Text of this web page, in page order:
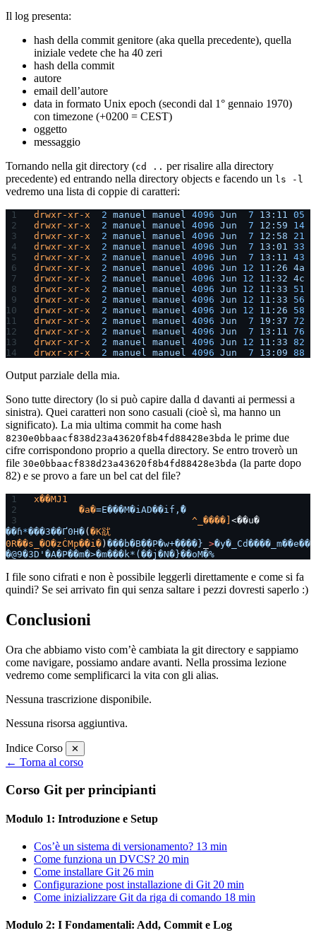
Il log presenta:
hash della commit genitore (aka quella precedente), quella
iniziale vedete che ha 40 zeri
hash della commit
autore
email dell’autore
data in formato Unix epoch (secondi dal 1° gennaio 1970)
con timezone (+0200 = CEST)
oggetto
messaggio
Tornando nella git directory (cd .. per risalire alla directory
precedente) ed entrando nella directory objects e facendo un ls -l
vedremo una lista di coppie di caratteri:
drwxr-xr-x
  2
manuel manuel 4096 Jun
  7
13:11 05
drwxr-xr-x
  2
manuel manuel 4096 Jun
  7
12:59 14
drwxr-xr-x
  2
manuel manuel 4096 Jun
  7
12:58 21
drwxr-xr-x
  2
manuel manuel 4096 Jun
  7
13:01 33
drwxr-xr-x
  2
manuel manuel 4096 Jun
  7
13:11 43
drwxr-xr-x
  2
manuel manuel 4096 Jun 12 11:26 4a
drwxr-xr-x
  2
manuel manuel 4096 Jun 12 11:32 4c
drwxr-xr-x
  2
manuel manuel 4096 Jun 12 11:33 51
drwxr-xr-x
  2
manuel manuel 4096 Jun 12 11:33 56
drwxr-xr-x
  2
manuel manuel 4096 Jun 12 11:26 58
drwxr-xr-x
  2
manuel manuel 4096 Jun
  7
19:37 72
drwxr-xr-x
  2
manuel manuel 4096 Jun
  7
13:11 76
drwxr-xr-x
  2
manuel manuel 4096 Jun 12 11:33 82
drwxr-xr-x
  2
manuel manuel 4096 Jun
  7
13:09 88
Output parziale della mia.
Sono tutte directory (lo si può capire dalla d davanti ai permessi a
sinistra). Quei caratteri non sono casuali (cioè sì, ma hanno un
significato). La mia ultima commit ha come hash
8230e0bbaacf838d23a43620f8b4fd88428e3bda le prime due
cifre corrispondono proprio a quella directory. Se entro troverò un
file 30e0bbaacf838d23a43620f8b4fd88428e3bda (la parte dopo
82) e se provo a fare un bel cat del file?
x��MJ1
        �a�
=E���M�iAD��if,̏�
                            ^_����]
��ɦ*���3��Ґ0H�( �K㞃
0R��s_�O�zĊMp��i� ) ���b�B��P�w+����} >�y�_Cd����_m��e��
�@9�3D'�A�P��m�>�m���k*(��j�N�}��oM�%
I file sono cifrati e non è possibile leggerli direttamente e come si fa
quindi? Se sei arrivato fin qui senza saltare i pezzi dovresti saperlo :)
Conclusioni
Ora che abbiamo visto com’è cambiata la git directory e sappiamo
come navigare, possiamo andare avanti. Nella prossima lezione
vedremo come semplificarci la vita con gli alias.
Nessuna trascrizione disponibile.
Nessuna risorsa aggiuntiva.
Indice Corso ✕
← Torna al corso
Corso Git per principianti
Modulo 1: Introduzione e Setup
Cos’è un sistema di versionamento? 13 min
Come funziona un DVCS? 20 min
Come installare Git 26 min
Configurazione post installazione di Git 20 min
Come inizializzare Git da riga di comando 18 min
Modulo 2: I Fondamentali: Add, Commit e Log